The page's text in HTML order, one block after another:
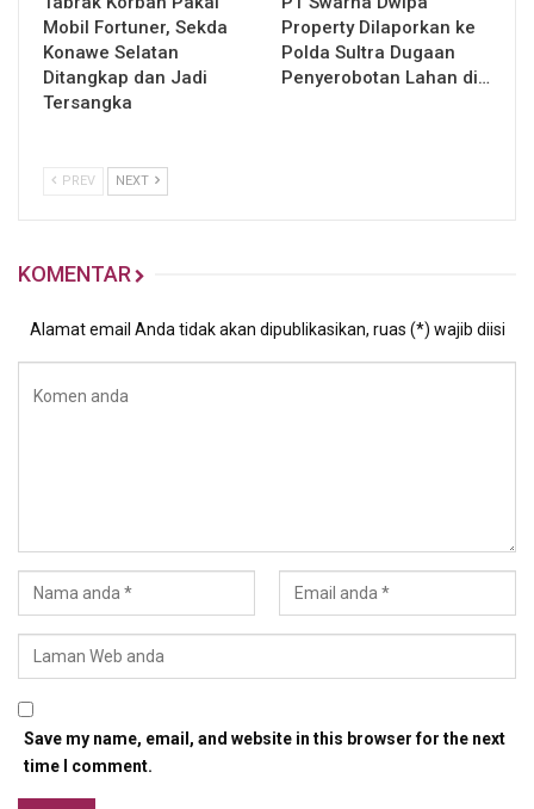
Mobil Fortuner, Sekda
Konawe Selatan
Ditangkap dan Jadi
Tersangka
Property Dilaporkan ke
Polda Sultra Dugaan
Penyerobotan Lahan di…
PREV NEXT
KOMENTAR
Alamat email Anda tidak akan dipublikasikan, ruas (*) wajib diisi
Save my name, email, and website in this browser for the next
time I comment.